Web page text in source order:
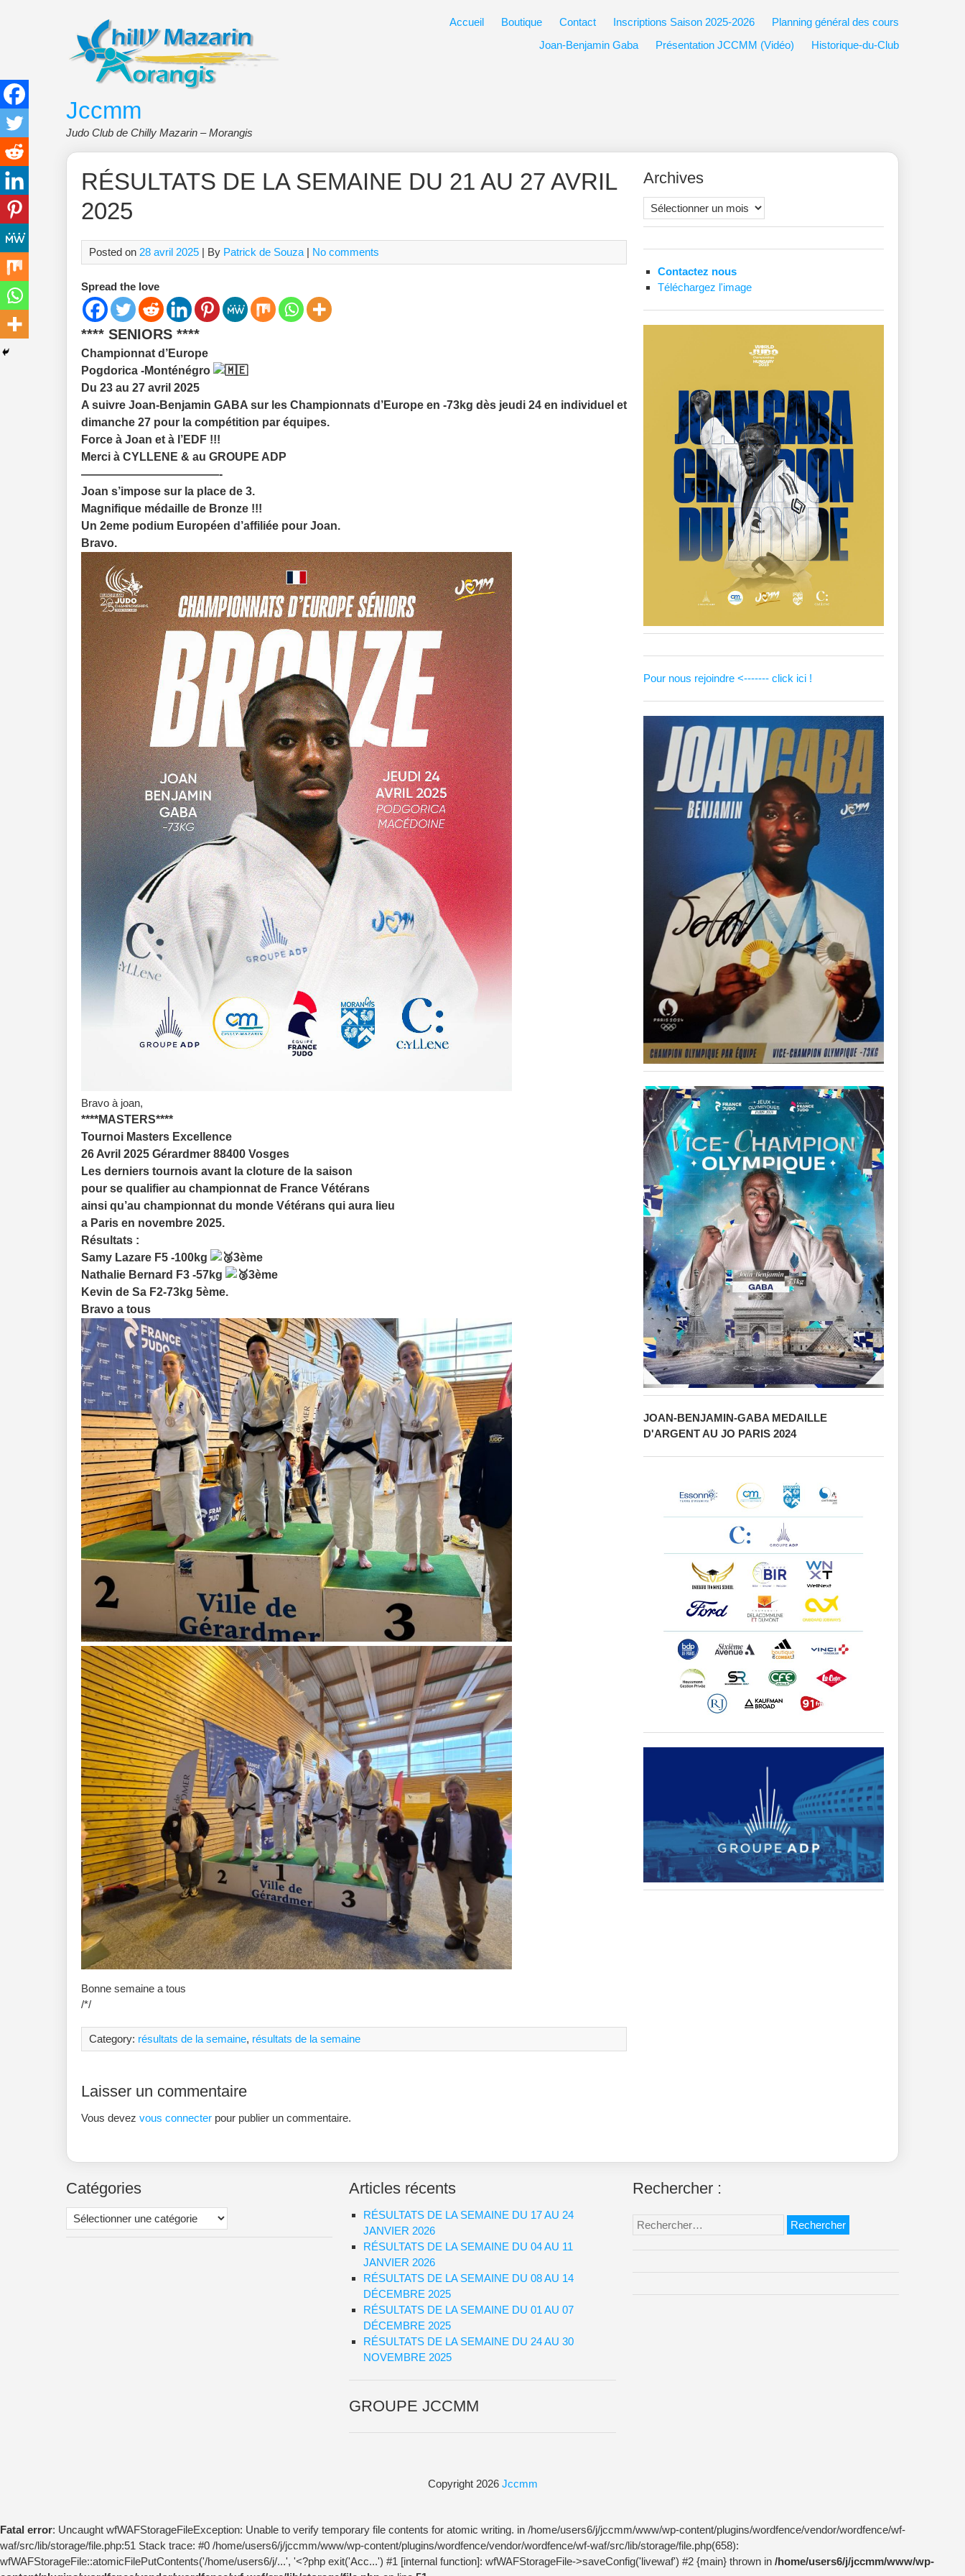
Jccmm
Judo Club de Chilly Mazarin – Morangis
Accueil Boutique Contact Inscriptions Saison 2025-2026
Planning général des cours
Joan-Benjamin Gaba
Présentation JCCMM (Vidéo) Historique-du-Club
RÉSULTATS DE LA SEMAINE DU 21 AU 27 AVRIL
2025
Posted on 28 avril 2025 | By Patrick de Souza | No comments
Spread the love
**** SENIORS ****
Championnat d’Europe
Pogdorica -Monténégro
Du 23 au 27 avril 2025
A suivre Joan-Benjamin GABA sur les Championnats d’Europe en -73kg dès jeudi 24 en individuel et
dimanche 27 pour la compétition par équipes.
Force à Joan et à l’EDF !!!
Merci à CYLLENE & au GROUPE ADP
————————————-
Joan s’impose sur la place de 3.
Magnifique médaille de Bronze !!!
Un 2eme podium Européen d’affiliée pour Joan.
Bravo.
Bravo à joan,
****MASTERS****
Tournoi Masters Excellence
26 Avril 2025 Gérardmer 88400 Vosges
Les derniers tournois avant la cloture de la saison
pour se qualifier au championnat de France Vétérans
ainsi qu’au championnat du monde Vétérans qui aura lieu
a Paris en novembre 2025.
Résultats :
Samy Lazare F5 -100kg
3ème
Nathalie Bernard F3 -57kg
3ème
Kevin de Sa F2-73kg 5ème.
Bravo a tous
Bonne semaine a tous
/*/
Category: résultats de la semaine, résultats de la semaine
Laisser un commentaire
Vous devez vous connecter pour publier un commentaire.
Archives
Archives
Contactez nous
Téléchargez l'image
Pour nous rejoindre <------- click ici !
JOAN-BENJAMIN-GABA MEDAILLE
D'ARGENT AU JO PARIS 2024
Catégories
Catégories
Articles récents
RÉSULTATS DE LA SEMAINE DU 17 AU 24
JANVIER 2026
RÉSULTATS DE LA SEMAINE DU 04 AU 11
JANVIER 2026
RÉSULTATS DE LA SEMAINE DU 08 AU 14
DÉCEMBRE 2025
RÉSULTATS DE LA SEMAINE DU 01 AU 07
DÉCEMBRE 2025
RÉSULTATS DE LA SEMAINE DU 24 AU 30
NOVEMBRE 2025
GROUPE JCCMM
Rechercher :
Rechercher :
Copyright 2026 Jccmm
Fatal error: Uncaught wfWAFStorageFileException: Unable to verify temporary file contents for atomic writing. in /home/users6/j/jccmm/www/wp-content/plugins/wordfence/vendor/wordfence/wf-
waf/src/lib/storage/file.php:51 Stack trace: #0 /home/users6/j/jccmm/www/wp-content/plugins/wordfence/vendor/wordfence/wf-waf/src/lib/storage/file.php(658):
wfWAFStorageFile::atomicFilePutContents('/home/users6/j/...', '<?php exit('Acc...') #1 [internal function]: wfWAFStorageFile->saveConfig('livewaf') #2 {main} thrown in /home/users6/j/jccmm/www/wp-